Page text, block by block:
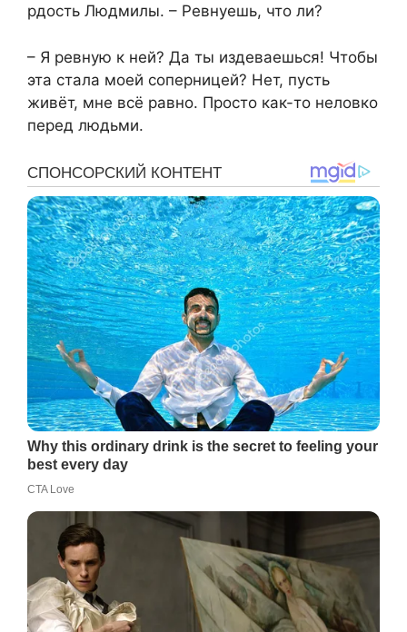
рдость Людмилы. – Ревнуешь, что ли?
– Я ревную к ней? Да ты издеваешься! Чтобы
эта стала моей соперницей? Нет, пусть
живёт, мне всё равно. Просто как-то неловко
перед людьми.